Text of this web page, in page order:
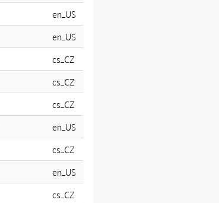
en_US
en_US
cs_CZ
cs_CZ
cs_CZ
en_US
cs_CZ
en_US
cs_CZ